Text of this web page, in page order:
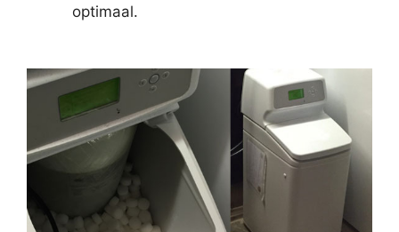
optimaal.